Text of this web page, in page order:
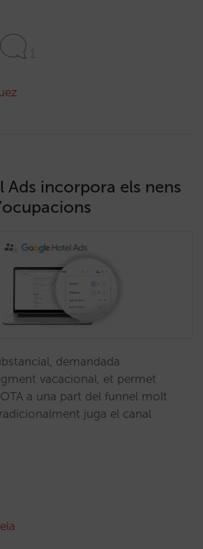
1
Ads incorpora els nens
demandada
vacacional, et permet
a una part del funnel molt
juga el canal